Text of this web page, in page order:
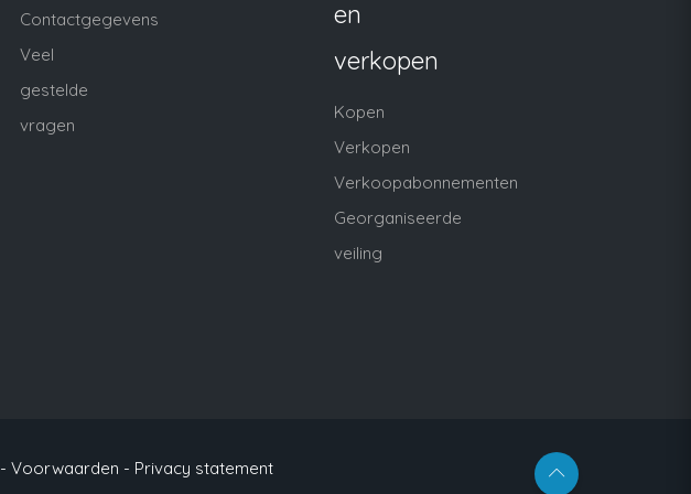
Contactgegevens
Veel
gestelde
vragen
en
verkopen
Kopen
Verkopen
Verkoopabonnementen
Georganiseerde
veiling
- Voorwaarden - Privacy statement